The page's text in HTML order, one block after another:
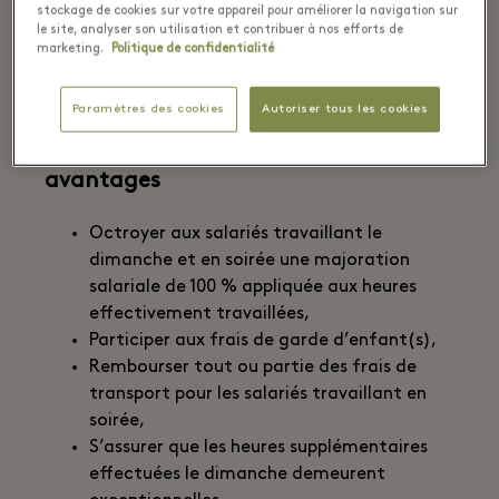
qu’il ait à justifier de motifs et sans que
cela ne puisse constituer une cause
avantages
Octroyer aux salariés travaillant le
dimanche et en soirée une majoration
salariale de 100 % appliquée aux heures
effectivement travaillées,
Participer aux frais de garde d’enfant(s),
Rembourser tout ou partie des frais de
transport pour les salariés travaillant en
soirée,
S’assurer que les heures supplémentaires
effectuées le dimanche demeurent
stockage de cookies sur votre appareil pour améliorer la navigation sur
le site, analyser son utilisation et contribuer à nos efforts de
marketing.
Politique de confidentialité
Paramètres des cookies Autoriser tous les cookies